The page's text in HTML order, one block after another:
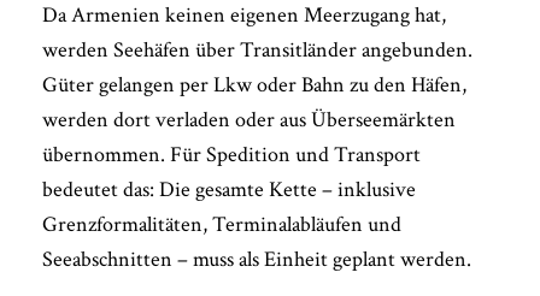
Da Armenien keinen eigenen Meerzugang hat,
werden Seehäfen über Transitländer angebunden.
Güter gelangen per Lkw oder Bahn zu den Häfen,
werden dort verladen oder aus Überseemärkten
übernommen. Für Spedition und Transport
bedeutet das: Die gesamte Kette – inklusive
Grenzformalitäten, Terminalabläufen und
Seeabschnitten – muss als Einheit geplant werden.